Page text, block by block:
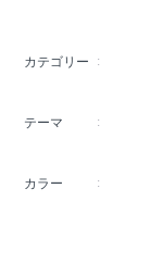
カテゴリー
テーマ
カラー